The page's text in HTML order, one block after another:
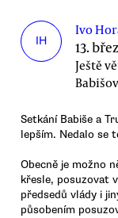
IH
Ivo
13.
Ještě
Setkání Babiše a
lepším. Nedalo se
Obecně je možno
křesle, posuzovat
předsedů vlády i
působením